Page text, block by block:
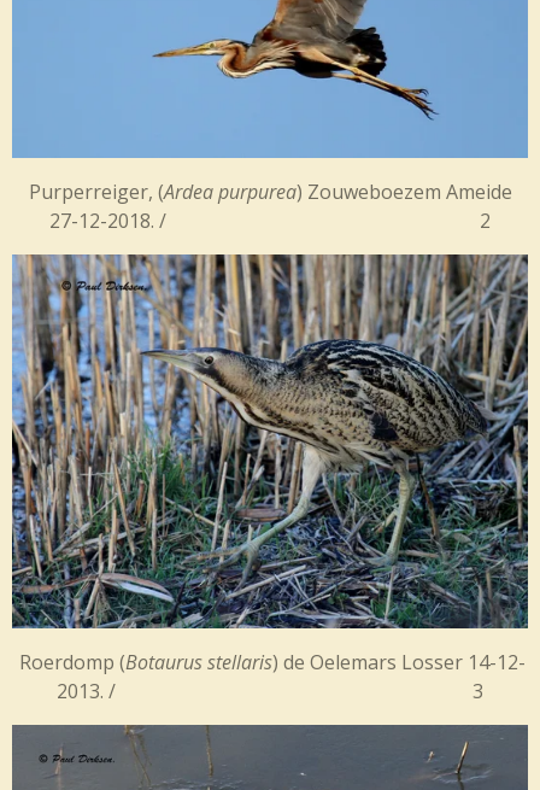
Purperreiger, (Ardea purpurea) Zouweboezem Ameide
27-12-2018. / 2
Roerdomp (Botaurus stellaris) de Oelemars Losser 14-12-
2013. / 3